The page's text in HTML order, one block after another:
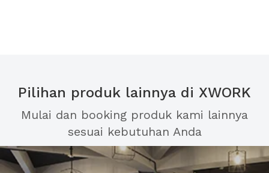
Pilihan produk lainnya di XWORK
Mulai dan booking produk kami lainnya
sesuai kebutuhan Anda